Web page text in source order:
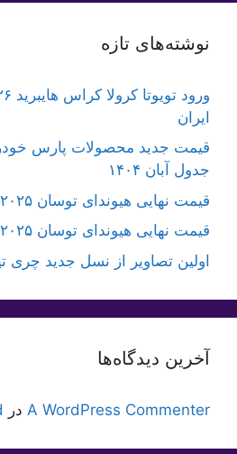
نوشته‌های تازه
ایران
قیمت جدید محصولات پارس
جدول آبان ۱۴۰۴
قیمت نهایی هیوندای توسان ۲۰۲۵
قیمت نهایی هیوندای توسان ۲۰۲۵
اولین تصاویر از نسل جدید چری تیگو 7
آخرین دیدگاه‌ها
A WordPress Commenter در